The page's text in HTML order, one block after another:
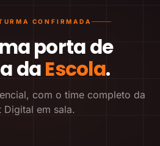
CONFIRMADA
porta de
daEscola.
com o time completo da
Digital em sala.